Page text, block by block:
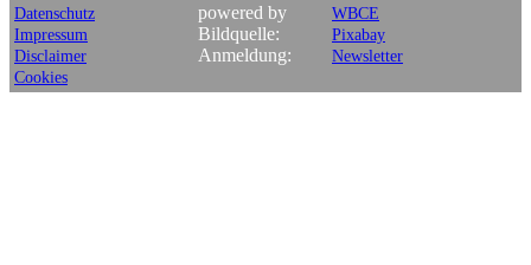
Datenschutz
Impressum
Disclaimer
Cookies
powered by
Bildquelle:
Anmeldung:
WBCE
Pixabay
Newsletter